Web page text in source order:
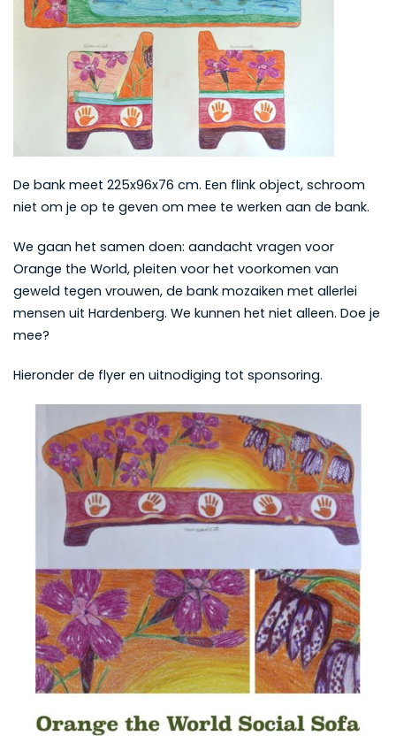
De bank meet 225x96x76 cm. Een flink object, schroom
niet om je op te geven om mee te werken aan de bank.
We gaan het samen doen: aandacht vragen voor
Orange the World, pleiten voor het voorkomen van
geweld tegen vrouwen, de bank mozaiken met allerlei
mensen uit Hardenberg. We kunnen het niet alleen. Doe je
mee?
Hieronder de flyer en uitnodiging tot sponsoring.